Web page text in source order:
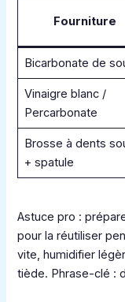
Fourniture
Bicarbonate de
Vinaigre blanc /
Percarbonate
Brosse à dents
+ spatule
Astuce pro :
pour la réutiliser
vite, humidifier
tiède. Phrase-clé :